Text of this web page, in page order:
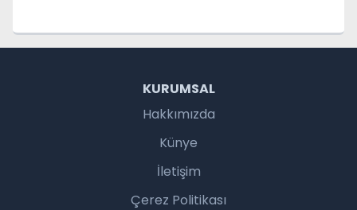
KURUMSAL
Hakkımızda
Künye
İletişim
Çerez Politikası